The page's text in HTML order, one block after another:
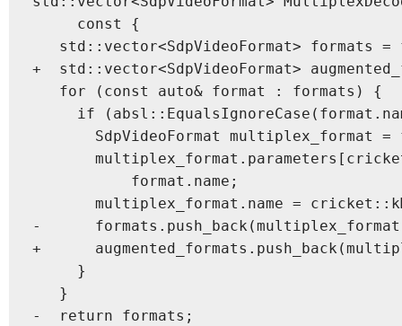
     const {
std::vector<SdpVideoFormat> formats =
+  std::vector<SdpVideoFormat>
   for (const auto& format : formats) {
if
SdpVideoFormat multiplex_format =
           format.name;
multiplex_format.name =
-
+
     }
   }
-  return formats;